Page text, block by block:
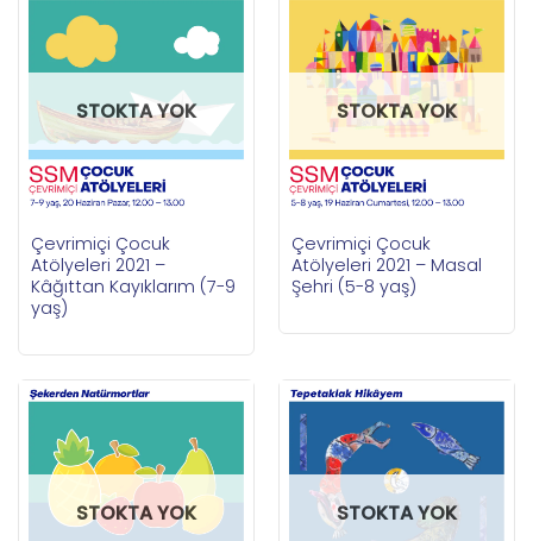
STOKTA YOK
Çevrimiçi Çocuk
Atölyeleri 2021 –
Kâğıttan Kayıklarım (7-9
yaş)
STOKTA YOK
Çevrimiçi Çocuk
Atölyeleri 2021 – Masal
Şehri (5-8 yaş)
STOKTA YOK STOKTA YOK